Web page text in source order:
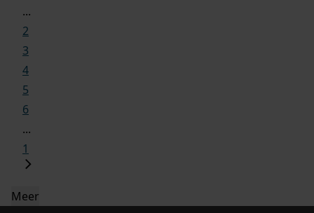
...
2
3
4
5
6
...
1
Meer